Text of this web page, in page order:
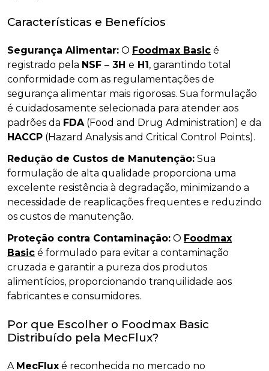
Características e Benefícios
Segurança Alimentar: O Foodmax Basic é
registrado pela NSF – 3H e H1, garantindo total
conformidade com as regulamentações de
segurança alimentar mais rigorosas. Sua formulação
é cuidadosamente selecionada para atender aos
padrões da FDA (Food and Drug Administration) e da
HACCP (Hazard Analysis and Critical Control Points).
Redução de Custos de Manutenção: Sua
formulação de alta qualidade proporciona uma
excelente resistência à degradação, minimizando a
necessidade de reaplicações frequentes e reduzindo
os custos de manutenção.
Proteção contra Contaminação: O Foodmax
Basic é formulado para evitar a contaminação
cruzada e garantir a pureza dos produtos
alimentícios, proporcionando tranquilidade aos
fabricantes e consumidores.
Por que Escolher o Foodmax Basic
Distribuído pela MecFlux?
A MecFlux é reconhecida no mercado no